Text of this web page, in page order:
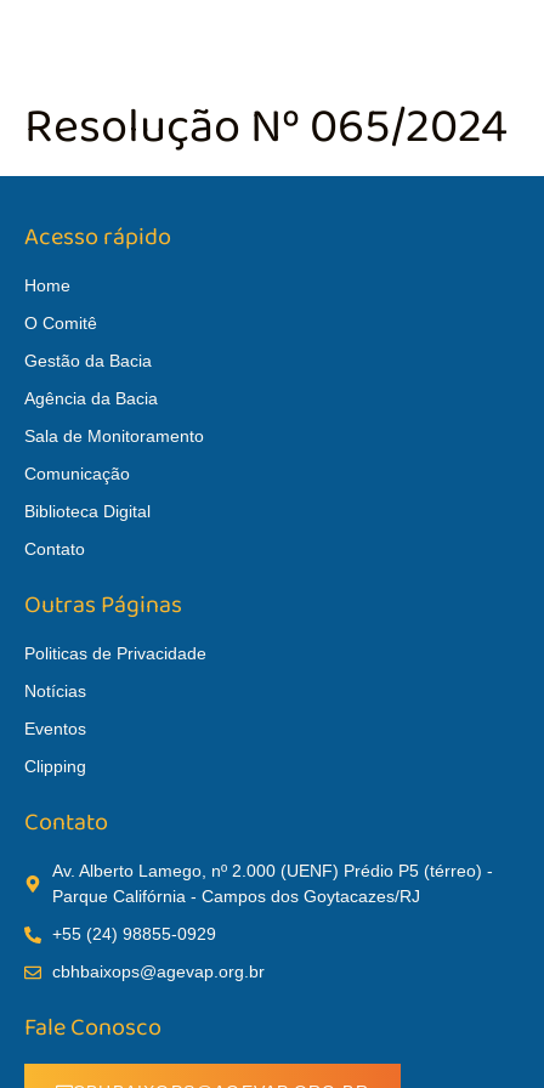
Resolução Nº 065/2024
Acesso rápido
Home
O Comitê
Gestão da Bacia
Agência da Bacia
Sala de Monitoramento
Comunicação
Biblioteca Digital
Contato
Outras Páginas
Politicas de Privacidade
Notícias
Eventos
Clipping
Contato
Av. Alberto Lamego, nº 2.000 (UENF) Prédio P5 (térreo) -
Parque Califórnia - Campos dos Goytacazes/RJ
+55 (24) 98855-0929
cbhbaixops@agevap.org.br
Fale Conosco